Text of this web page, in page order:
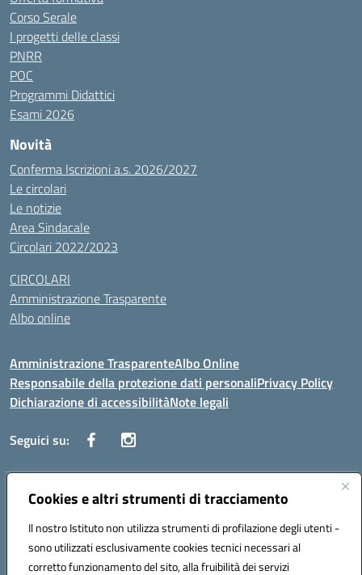
Cookies e altri strumenti di tracciamento
Il nostro Istituto non utilizza strumenti di profilazione degli utenti -
sono utilizzati esclusivamente cookies tecnici necessari al
corretto funzionamento del sito, alla fruibilità dei servizi
Corso Serale
I progetti delle classi
PNRR
POC
Programmi Didattici
Esami 2026
Novità
Conferma Iscrizioni a.s. 2026/2027
Le circolari
Le notizie
Area Sindacale
Circolari 2022/2023
CIRCOLARI
Amministrazione Trasparente
Albo online
Amministrazione TrasparenteAlbo Online
Responsabile della protezione dati personaliPrivacy Policy
Dichiarazione di accessibilitàNote legali
Seguici su:
Indirizzo:Corso Vittorio Emanuele, 27 90133 - Palermo
Posta elettronica certificata (PEC):pais03600r@pec.istruzione.it
Codice fiscale: 97308550827